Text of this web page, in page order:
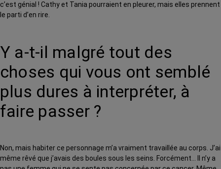
c’est génial ! Cathy et Tania pourraient en pleurer, mais elles prennent
le parti d’en rire.
Y a-t-il malgré tout des
choses qui vous ont semblé
plus dures à interpréter, à
faire passer ?
Non, mais habiter ce personnage m’a vraiment travaillée au corps. J’ai
même rêvé que j’avais des boules sous les seins. Forcément… Il n’y a